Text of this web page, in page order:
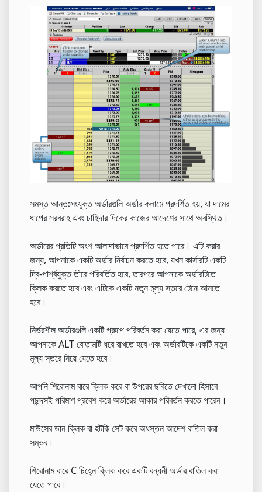
সমস্ত আন্তঃসংযুক্ত অর্ডারগুলি অর্ডার কলামে প্রদর্শিত হয়, যা দামের
ধাপের সরবরাহ এবং চাহিদার দিকের কাজের আদেশের সাথে অবস্থিত।
অর্ডারের প্রতিটি অংশ আলাদাভাবে প্রদর্শিত হতে পারে। এটি করার
জন্য, আপনাকে একটি অর্ডার নির্বাচন করতে হবে, যখন কার্সারটি একটি
দ্বি-পার্শ্বযুক্ত তীরে পরিবর্তিত হবে, তারপরে আপনাকে অর্ডারটিতে
ক্লিক করতে হবে এবং এটিকে একটি নতুন মূল্য স্তরে টেনে আনতে
হবে।
নির্ভরশীল অর্ডারগুলি একটি গ্রুপে পরিবর্তন করা যেতে পারে, এর জন্য
আপনাকে ALT বোতামটি ধরে রাখতে হবে এবং অর্ডারটিকে একটি নতুন
মূল্য স্তরে নিয়ে যেতে হবে।
আপনি শিরোনাম বারে ক্লিক করে বা উপরের ছবিতে দেখানো হিসাবে
পছন্দসই পরিমাণ প্রবেশ করে অর্ডারের আকার পরিবর্তন করতে পারেন।
মাউসের ডান ক্লিক বা হটকি সেট করে অধস্তন আদেশ বাতিল করা
সম্ভব।
শিরোনাম বারে C চিহ্নে ক্লিক করে একটি বন্ধনী অর্ডার বাতিল করা
যেতে পারে।